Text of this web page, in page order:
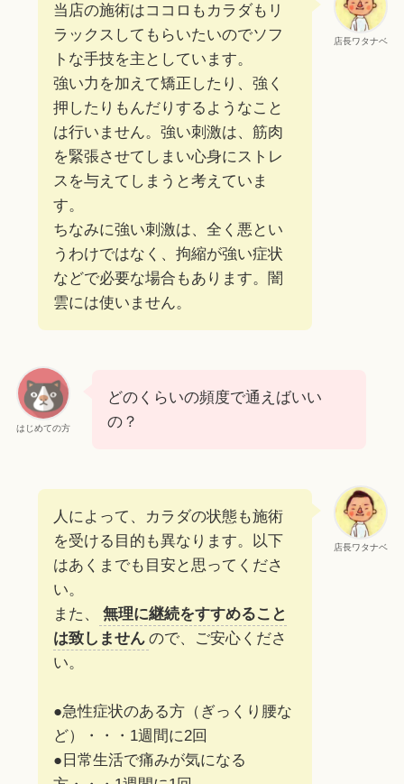
店長ワタナベ
当店の施術はココロもカラダもリ
ラックスしてもらいたいのでソフ
トな手技を主としています。
強い力を加えて矯正したり、強く
押したりもんだりするようなこと
は行いません。強い刺激は、筋肉
を緊張させてしまい心身にストレ
スを与えてしまうと考えていま
す。
ちなみに強い刺激は、全く悪とい
うわけではなく、拘縮が強い症状
などで必要な場合もあります。闇
雲には使いません。
はじめての方
どのくらいの頻度で通えばいい
の？
店長ワタナベ
人によって、カラダの状態も施術
を受ける目的も異なります。以下
はあくまでも目安と思ってくださ
い。
また、
無理に継続をすすめること
は致しません ので、ご安心くださ
い。
●急性症状のある方（ぎっくり腰な
ど）・・・1週間に2回
●日常生活で痛みが気になる